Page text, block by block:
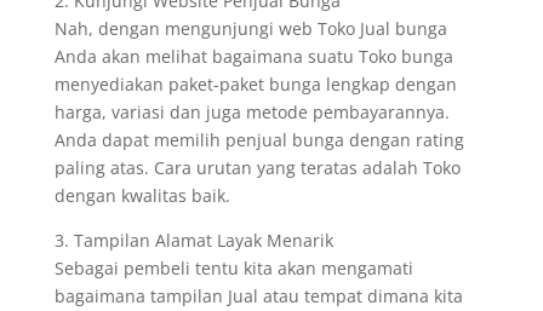
Nah, dengan mengunjungi web Toko Jual bunga
Anda akan melihat bagaimana suatu Toko bunga
menyediakan paket-paket bunga lengkap dengan
harga, variasi dan juga metode pembayarannya.
Anda dapat memilih penjual bunga dengan rating
paling atas. Cara urutan yang teratas adalah Toko
dengan kwalitas baik.
3. Tampilan Alamat Layak Menarik
Sebagai pembeli tentu kita akan mengamati
bagaimana tampilan Jual atau tempat dimana kita